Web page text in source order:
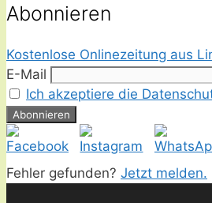
Abonnieren
Kostenlose Onlinezeitung aus
E-Mail
Ich akzeptiere die
Fehler gefunden? Jetzt melden.